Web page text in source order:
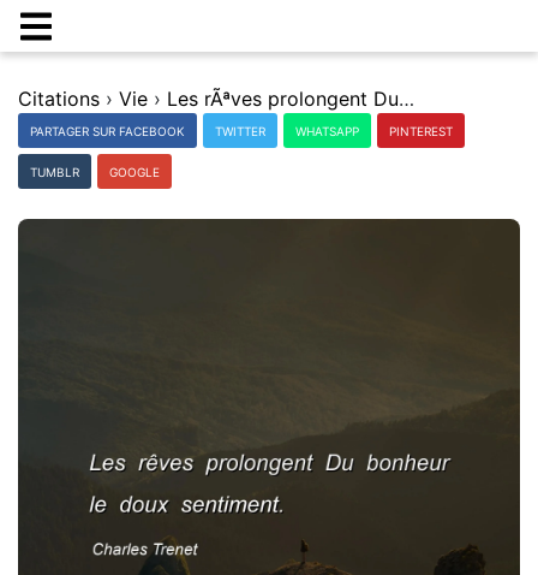
Citations › Vie › Les rÃªves prolongent Du bonheur le doux sentiment.
PARTAGER SUR FACEBOOK TWITTER WHATSAPP PINTEREST
TUMBLR GOOGLE